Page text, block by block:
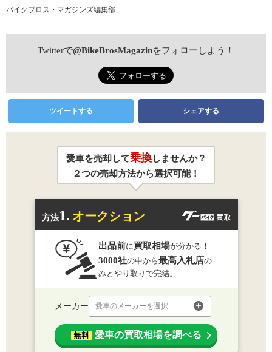
バイクブロス・マガジンズ編集部
Twitterで@BikeBrosMagazinをフォローしよう！
ツイートする シェアする
愛車を売却して乗換しませんか？
２つの売却方法から選択可能！
方法1. オークション
出品前に買取相場が分かる！
3000社の中から最高入札店の
みとやり取りで完結。
メーカー 愛車のメーカーを選択
無料 愛車の買取相場を調べる